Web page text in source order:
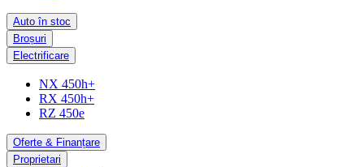
Auto în stoc
Broșuri
Electrificare
NX 450h+
RX 450h+
RZ 450e
Oferte & Finanțare
Proprietari